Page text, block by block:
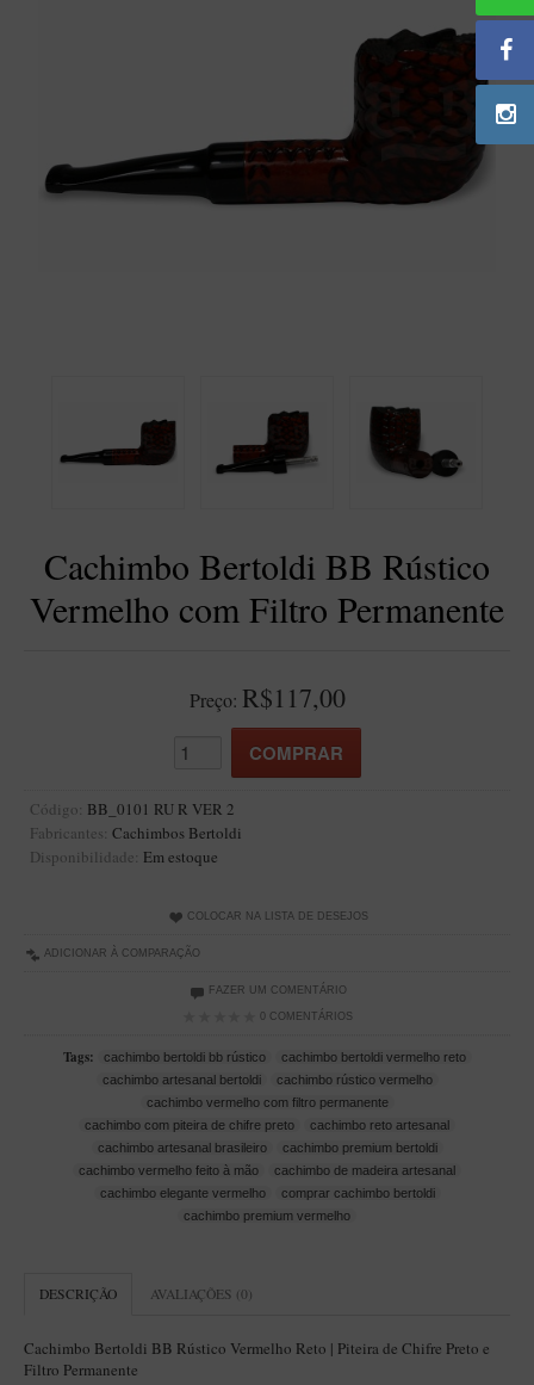
Bolsas para Cachimbo
Blends Para Enrolar
Doctor Pipe
Geróss
LINHA IDELFONSO BERTOLDI
Artesão Idelfonso Bertoldi
Suporte Botinha para 1 cachimbo
Suporte Churchwarden
Suporte Redondo
Suporte Retangular
CACHIMBOS ARTESANAIS BRASILEIROS
Cachimbos com Anel
Elite Nº 2
Giovanni Encerado
Cachimbo Bertoldi BB Rústico
Vermelho com Filtro Permanente
Preço: R$117,00
Código: BB_0101 RU R VER 2
Fabricantes: Cachimbos Bertoldi
Disponibilidade: Em estoque
COLOCAR NA LISTA DE DESEJOS
ADICIONAR À COMPARAÇÃO
FAZER UM COMENTÁRIO
0 COMENTÁRIOS
Tags: cachimbo bertoldi bb rústico
cachimbo bertoldi vermelho reto
cachimbo artesanal bertoldi
cachimbo rústico vermelho
cachimbo vermelho com filtro permanente
cachimbo com piteira de chifre preto
cachimbo reto artesanal
cachimbo artesanal brasileiro
cachimbo premium bertoldi
cachimbo vermelho feito à mão
cachimbo de madeira artesanal
cachimbo elegante vermelho
comprar cachimbo bertoldi
cachimbo premium vermelho
DESCRIÇÃO AVALIAÇÕES (0)
Cachimbo Bertoldi BB Rústico Vermelho Reto | Piteira de Chifre Preto e
Filtro Permanente